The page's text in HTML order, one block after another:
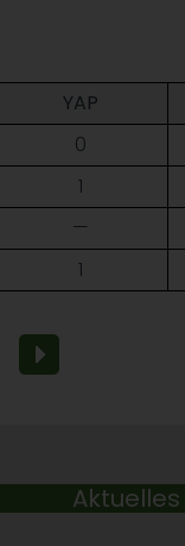
YAP
0
1
—
1
Aktuelles